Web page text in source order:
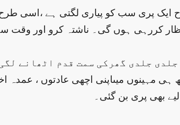
کررہی ہوں گی۔ ناشتہ کرو اور وقت
جلدی جلدی گھرکی سمت قدم اٹھانے
ہی مہینوں میںاپنی اچھی عادتوں ، عمدہ
بھی پری بن گئی۔